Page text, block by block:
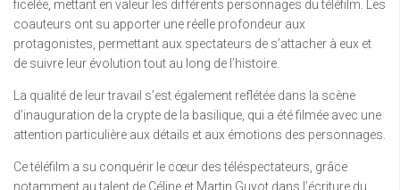
ficelée, mettant en valeur les différents personnages du téléfilm. Les
coauteurs ont su apporter une réelle profondeur aux
protagonistes, permettant aux spectateurs de s’attacher à eux et
de suivre leur évolution tout au long de l’histoire.
La qualité de leur travail s’est également reflétée dans la scène
d’inauguration de la crypte de la basilique, qui a été filmée avec une
attention particulière aux détails et aux émotions des personnages.
Ce téléfilm a su conquérir le cœur des téléspectateurs, grâce
notamment au talent de Céline et Martin Guyot dans l’écriture du